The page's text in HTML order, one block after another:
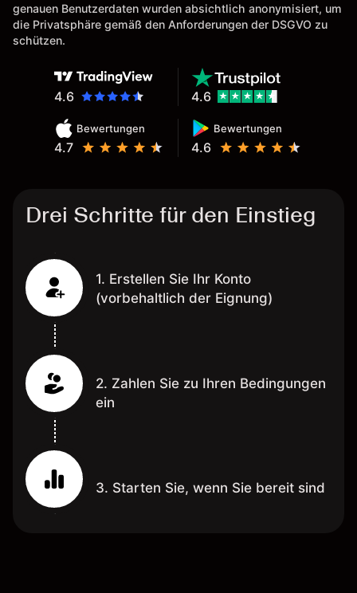
genauen Benutzerdaten wurden absichtlich anonymisiert, um
die Privatsphäre gemäß den Anforderungen der DSGVO zu
schützen.
4.6
Bewertungen
4.7
Bewertungen
4.6
4.6
Drei Schritte für den Einstieg
1. Erstellen Sie Ihr Konto
(vorbehaltlich der Eignung)
2. Zahlen Sie zu Ihren Bedingungen
ein
3. Starten Sie, wenn Sie bereit sind